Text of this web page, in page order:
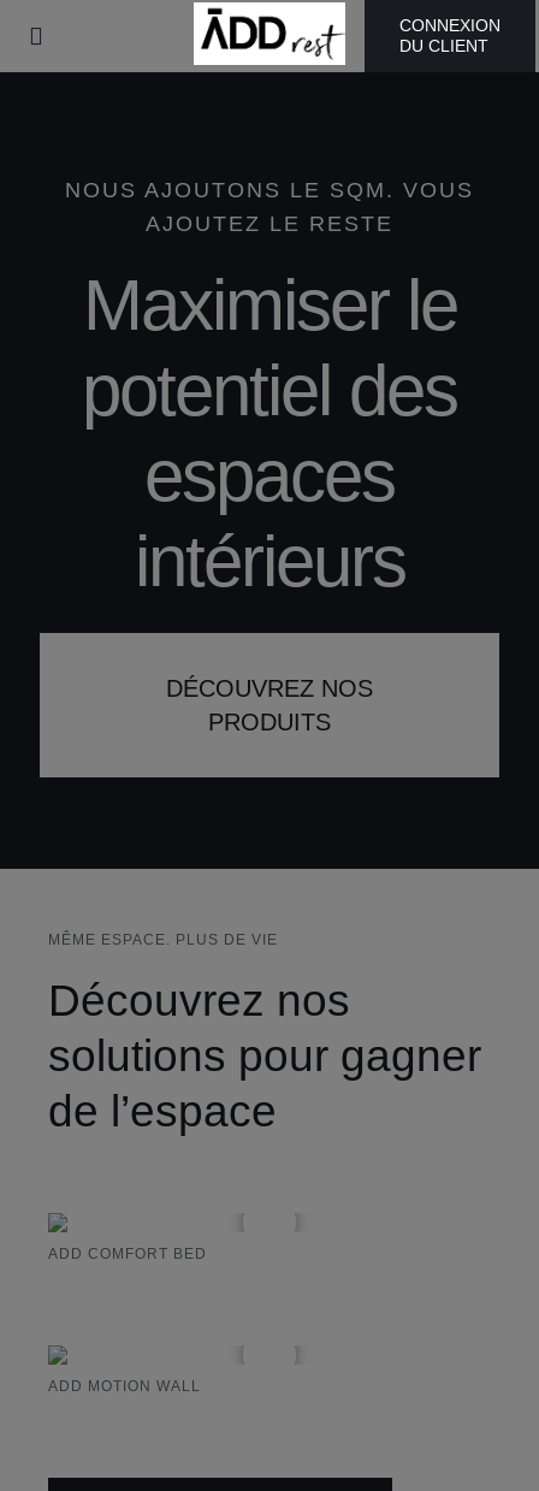
Toggle
Navigation
Products
Galerie
Blog
Durabilité
Partenariat et avantages
Français
CONNEXION
DU CLIENT
NOUS AJOUTONS LE SQM. VOUS
AJOUTEZ LE RESTE
Maximiser le
potentiel des
espaces
intérieurs
DÉCOUVREZ NOS
PRODUITS
MÊME ESPACE. PLUS DE VIE
Découvrez nos
solutions pour gagner
de l’espace
ADD COMFORT BED
ADD MOTION WALL